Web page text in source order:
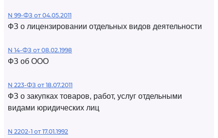
N 99-ФЗ от 04.05.2011
ФЗ о лицензировании отдельных видов деятельности
N 14-ФЗ от 08.02.1998
ФЗ об ООО
N 223-ФЗ от 18.07.2011
ФЗ о закупках товаров, работ, услуг отдельными
видами юридических лиц
N 2202-1 от 17.01.1992